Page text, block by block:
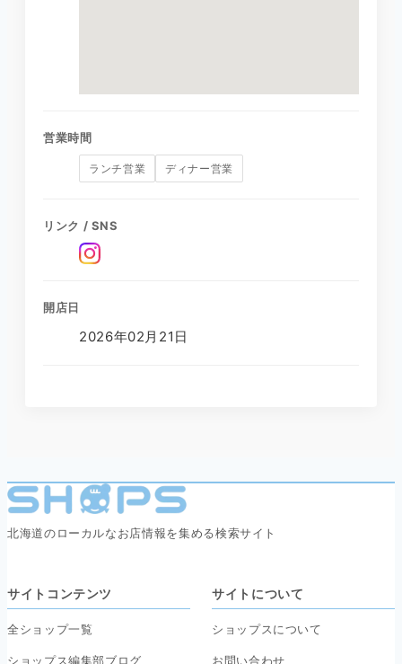
営業時間
ランチ営業 ディナー営業
リンク / SNS
開店日
2026年02月21日
北海道のローカルなお店情報を集める検索サイト
サイトコンテンツ
全ショップ一覧
ショップス編集部ブログ
サイトについて
ショップスについて
お問い合わせ